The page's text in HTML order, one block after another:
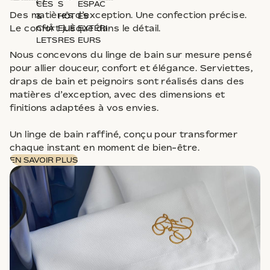
CES
&
CHÂ
LETS
S
HÔT
ELIÈ
RES
ESPAC
ES
EXTÉRI
EURS
Des matières d’exception. Une confection précise.
Le confort jusque dans le détail.
Nous concevons du linge de bain sur mesure pensé
pour allier douceur, confort et élégance. Serviettes,
draps de bain et peignoirs sont réalisés dans des
matières d’exception, avec des dimensions et
finitions adaptées à vos envies.
Un linge de bain raffiné, conçu pour transformer
chaque instant en moment de bien-être.
EN SAVOIR PLUS